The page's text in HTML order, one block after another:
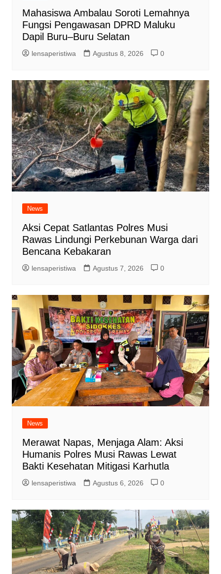
Mahasiswa Ambalau Soroti Lemahnya
Fungsi Pengawasan DPRD Maluku
Dapil Buru–Buru Selatan
lensaperistiwa Agustus 8, 2026 0
News
Aksi Cepat Satlantas Polres Musi
Rawas Lindungi Perkebunan Warga dari
Bencana Kebakaran
lensaperistiwa Agustus 7, 2026 0
News
Merawat Napas, Menjaga Alam: Aksi
Humanis Polres Musi Rawas Lewat
Bakti Kesehatan Mitigasi Karhutla
lensaperistiwa Agustus 6, 2026 0